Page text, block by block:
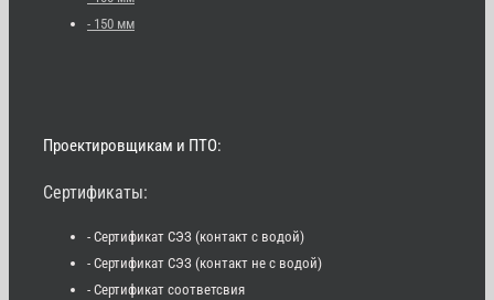
- 150 мм
Проектировщикам и ПТО:
Сертификаты:
- Сертификат СЭЗ (контакт с водой)
- Сертификат СЭЗ (контакт не с водой)
- Сертификат соответсвия